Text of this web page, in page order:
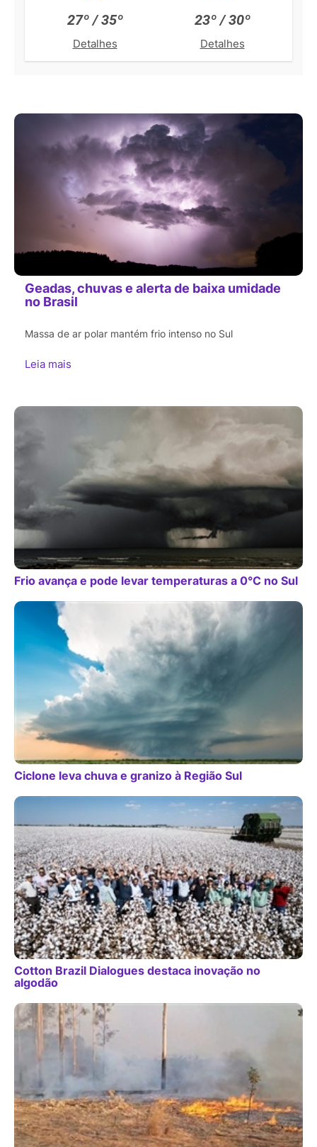
27º / 35º
Detalhes
23º / 30º
Detalhes
Geadas, chuvas e alerta de baixa umidade
no Brasil
Massa de ar polar mantém frio intenso no Sul
Leia mais
Frio avança e pode levar temperaturas a 0°C no Sul
Ciclone leva chuva e granizo à Região Sul
Cotton Brazil Dialogues destaca inovação no
algodão